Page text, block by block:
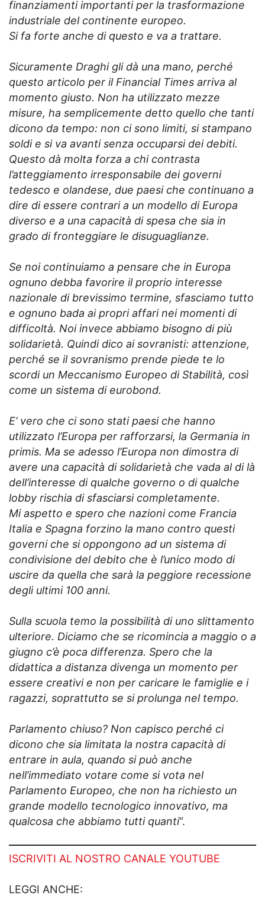
finanziamenti importanti per la trasformazione
industriale del continente europeo.
Si fa forte anche di questo e va a trattare.
Sicuramente Draghi gli dà una mano, perché
questo articolo per il Financial Times arriva al
momento giusto. Non ha utilizzato mezze
misure, ha semplicemente detto quello che tanti
dicono da tempo: non ci sono limiti, si stampano
soldi e si va avanti senza occuparsi dei debiti.
Questo dà molta forza a chi contrasta
l’atteggiamento irresponsabile dei governi
tedesco e olandese, due paesi che continuano a
dire di essere contrari a un modello di Europa
diverso e a una capacità di spesa che sia in
grado di fronteggiare le disuguaglianze.
Se noi continuiamo a pensare che in Europa
ognuno debba favorire il proprio interesse
nazionale di brevissimo termine, sfasciamo tutto
e ognuno bada ai propri affari nei momenti di
difficoltà. Noi invece abbiamo bisogno di più
solidarietà. Quindi dico ai sovranisti: attenzione,
perché se il sovranismo prende piede te lo
scordi un Meccanismo Europeo di Stabilità, così
come un sistema di eurobond.
E’ vero che ci sono stati paesi che hanno
utilizzato l’Europa per rafforzarsi, la Germania in
primis. Ma se adesso l’Europa non dimostra di
avere una capacità di solidarietà che vada al di là
dell’interesse di qualche governo o di qualche
lobby rischia di sfasciarsi completamente.
Mi aspetto e spero che nazioni come Francia
Italia e Spagna forzino la mano contro questi
governi che si oppongono ad un sistema di
condivisione del debito che è l’unico modo di
uscire da quella che sarà la peggiore recessione
degli ultimi 100 anni.
Sulla scuola temo la possibilità di uno slittamento
ulteriore. Diciamo che se ricomincia a maggio o a
giugno c’è poca differenza. Spero che la
didattica a distanza divenga un momento per
essere creativi e non per caricare le famiglie e i
ragazzi, soprattutto se si prolunga nel tempo.
Parlamento chiuso? Non capisco perché ci
dicono che sia limitata la nostra capacità di
entrare in aula, quando si può anche
nell’immediato votare come si vota nel
Parlamento Europeo, che non ha richiesto un
grande modello tecnologico innovativo, ma
qualcosa che abbiamo tutti quanti“.
ISCRIVITI AL NOSTRO CANALE YOUTUBE
LEGGI ANCHE: